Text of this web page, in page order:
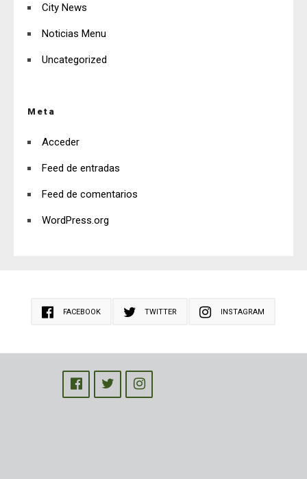
City News
Noticias Menu
Uncategorized
Meta
Acceder
Feed de entradas
Feed de comentarios
WordPress.org
FACEBOOK TWITTER INSTAGRAM